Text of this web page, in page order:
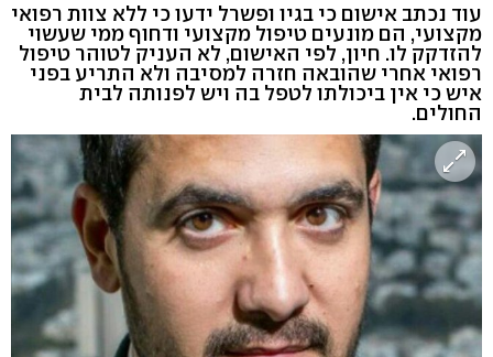
עוד נכתב אישום כי בגיו ופשרל ידעו כי ללא צוות רפואי
מקצועי, הם מונעים טיפול מקצועי ודחוף ממי שעשוי
להזדקק לו. חיון, לפי האישום, לא העניק לטוהר טיפול
רפואי אחרי שהובאה חזרה למסיבה ולא התריע בפני
איש כי אין ביכולתו לטפל בה ויש לפנותה לבית
החולים.